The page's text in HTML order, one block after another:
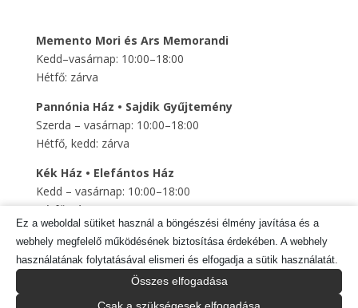
Memento Mori és Ars Memorandi
Kedd–vasárnap: 10:00–18:00
Hétfő: zárva
Pannónia Ház • Sajdik Gyűjtemény
Szerda – vasárnap: 10:00–18:00
Hétfő, kedd: zárva
Kék Ház • Elefántos Ház
Kedd – vasárnap: 10:00–18:00
Hétfő: zárva
Szent Mihály Altemplom
Kedd – vasárnap: 10:00–18:00
Ez a weboldal sütiket használ a böngészési élmény javítása és a
webhely megfelelő működésének biztosítása érdekében. A webhely
használatának folytatásával elismeri és elfogadja a sütik használatát.
Összes elfogadása